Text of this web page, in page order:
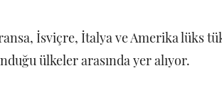
İsviçre, İtalya ve Amerika lüks
ülkeler arasında yer alıyor.